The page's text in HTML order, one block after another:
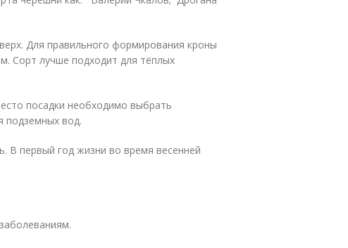
Для правильного формирования кроны
Сорт лучше подходит для тёплых
посадки необходимо выбрать
подземных вод.
В первый год жизни во время весенней